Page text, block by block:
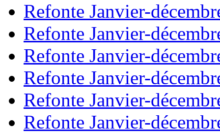
Refonte Janvier-
Refonte Janvier-
Refonte Janvier-
Refonte Janvier-
Refonte Janvier-
Refonte Janvier-